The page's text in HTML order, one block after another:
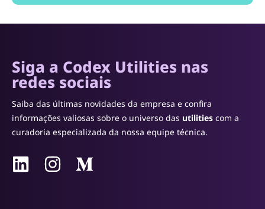
Siga a Codex Utilities nas
redes sociais
Saiba das últimas novidades da empresa e confira
informações valiosas sobre o universo das utilities com a
curadoria especializada da nossa equipe técnica.